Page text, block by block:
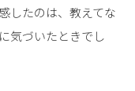
したのは、教えてな
気づいたときでし